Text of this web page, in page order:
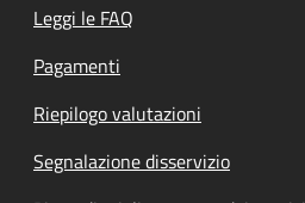
Leggi le FAQ
Pagamenti
Riepilogo valutazioni
Segnalazione disservizio